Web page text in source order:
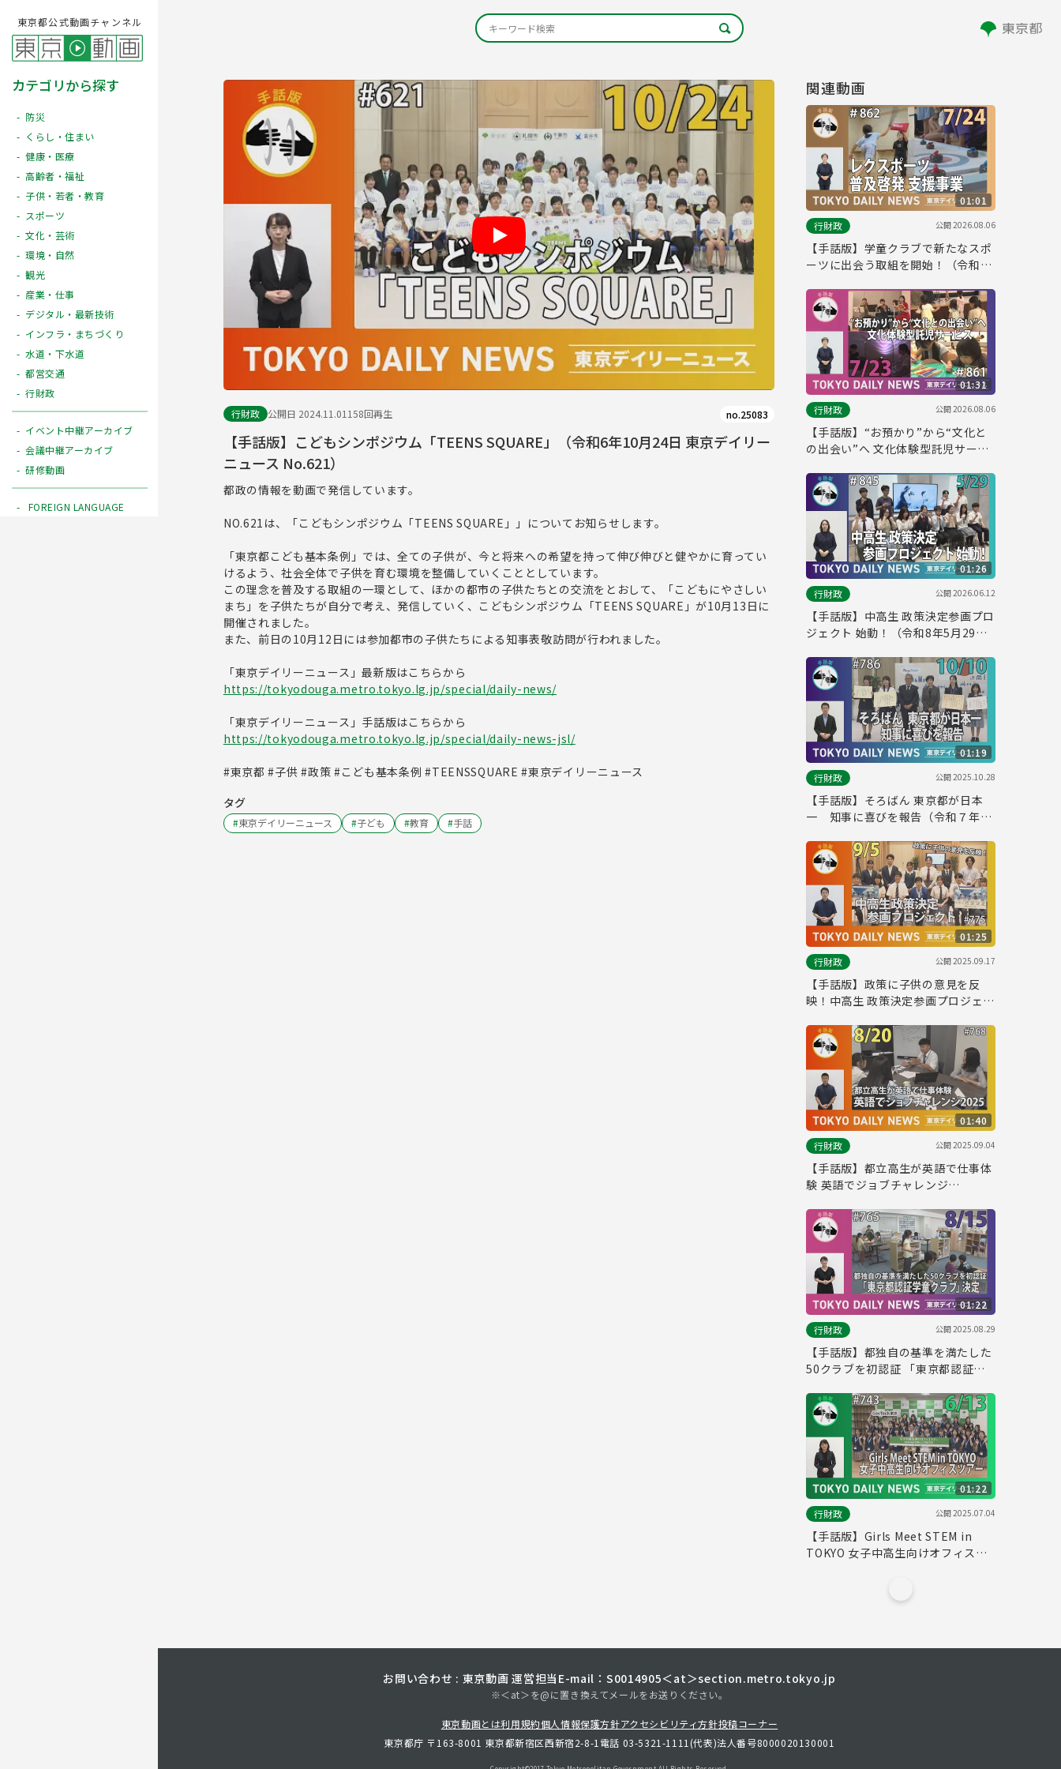
東京都公式動画チャンネル
カテゴリから探す
防災
くらし・住まい
健康・医療
高齢者・福祉
子供・若者・教育
スポーツ
文化・芸術
環境・自然
観光
産業・仕事
デジタル・最新技術
インフラ・まちづくり
水道・下水道
都営交通
行財政
イベント中継アーカイブ
会議中継アーカイブ
研修動画
FOREIGN LANGUAGE
行財政 公開日 2024.11.01 158回再生 no.25083
【手話版】こどもシンポジウム「TEENS SQUARE」（令和6年10月24日 東京デイリー
ニュース No.621）
都政の情報を動画で発信しています。
NO.621は、「こどもシンポジウム「TEENS SQUARE」」についてお知らせします。
「東京都こども基本条例」では、全ての子供が、今と将来への希望を持って伸び伸びと健やかに育ってい
けるよう、社会全体で子供を育む環境を整備していくこととしています。
この理念を普及する取組の一環として、ほかの都市の子供たちとの交流をとおして、「こどもにやさしい
まち」を子供たちが自分で考え、発信していく、こどもシンポジウム「TEENS SQUARE」が10月13日に
開催されました。
また、前日の10月12日には参加都市の子供たちによる知事表敬訪問が行われました。
「東京デイリーニュース」最新版はこちらから
https://tokyodouga.metro.tokyo.lg.jp/special/daily-news/
「東京デイリーニュース」手話版はこちらから
https://tokyodouga.metro.tokyo.lg.jp/special/daily-news-jsl/
#東京都 #子供 #政策 #こども基本条例 #TEENSSQUARE #東京デイリーニュース
タグ
#東京デイリーニュース #子ども #教育 #手話
関連動画
01:01
行財政
公開2026.08.06
【手話版】学童クラブで新たなスポ
ーツに出会う取組を開始！（令和8
No.862）
01:31
行財政
公開2026.08.06
【手話版】“お預かり”から“文化と
の出会い”へ 文化体験型託児サービ
ニュース No.861）
01:26
行財政
公開2026.06.12
【手話版】中高生 政策決定参画プロ
ジェクト 始動！（令和8年5月29日
01:19
行財政
公開2025.10.28
【手話版】そろばん 東京都が日本
一 知事に喜びを報告（令和７年10
No.786）
01:25
行財政
公開2025.09.17
【手話版】政策に子供の意見を反
映！中高生 政策決定参画プロジェク
ニュース No.775）
01:40
行財政
公開2025.09.04
【手話版】都立高生が英語で仕事体
験 英語でジョブチャレンジ
リーニュース No.768）
01:22
行財政
公開2025.08.29
【手話版】都独自の基準を満たした
50クラブを初認証 「東京都認証学
東京デイリーニュース No.765）
01:22
行財政
公開2025.07.04
【手話版】Girls Meet STEM in
TOKYO 女子中高生向けオフィスツ
お問い合わせ : 東京動画 運営担当 E-mail：S0014905＜at＞section.metro.tokyo.jp
※＜at＞を@に置き換えてメールをお送りください。
東京動画とは利用規約個人情報保護方針アクセシビリティ方針投稿コーナー
東京都庁 〒163-8001 東京都新宿区西新宿2-8-1 電話 03-5321-1111(代表)法人番号8000020130001